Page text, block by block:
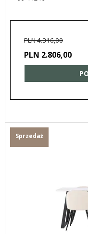
PLN 4.316,00
PLN 2.806,00
Sprzedaż